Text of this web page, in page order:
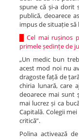
spune că și-a dorit
publică, deoarece
impus de situație
Cel mai rușinos
primele ședințe de
„Un medic bun
acest mod noi nu
dragoste față de
chiria lunară, care
deoarece mai sunt
mai lucrez și ca
Capitală. Colegii
critică”.
Polina activează